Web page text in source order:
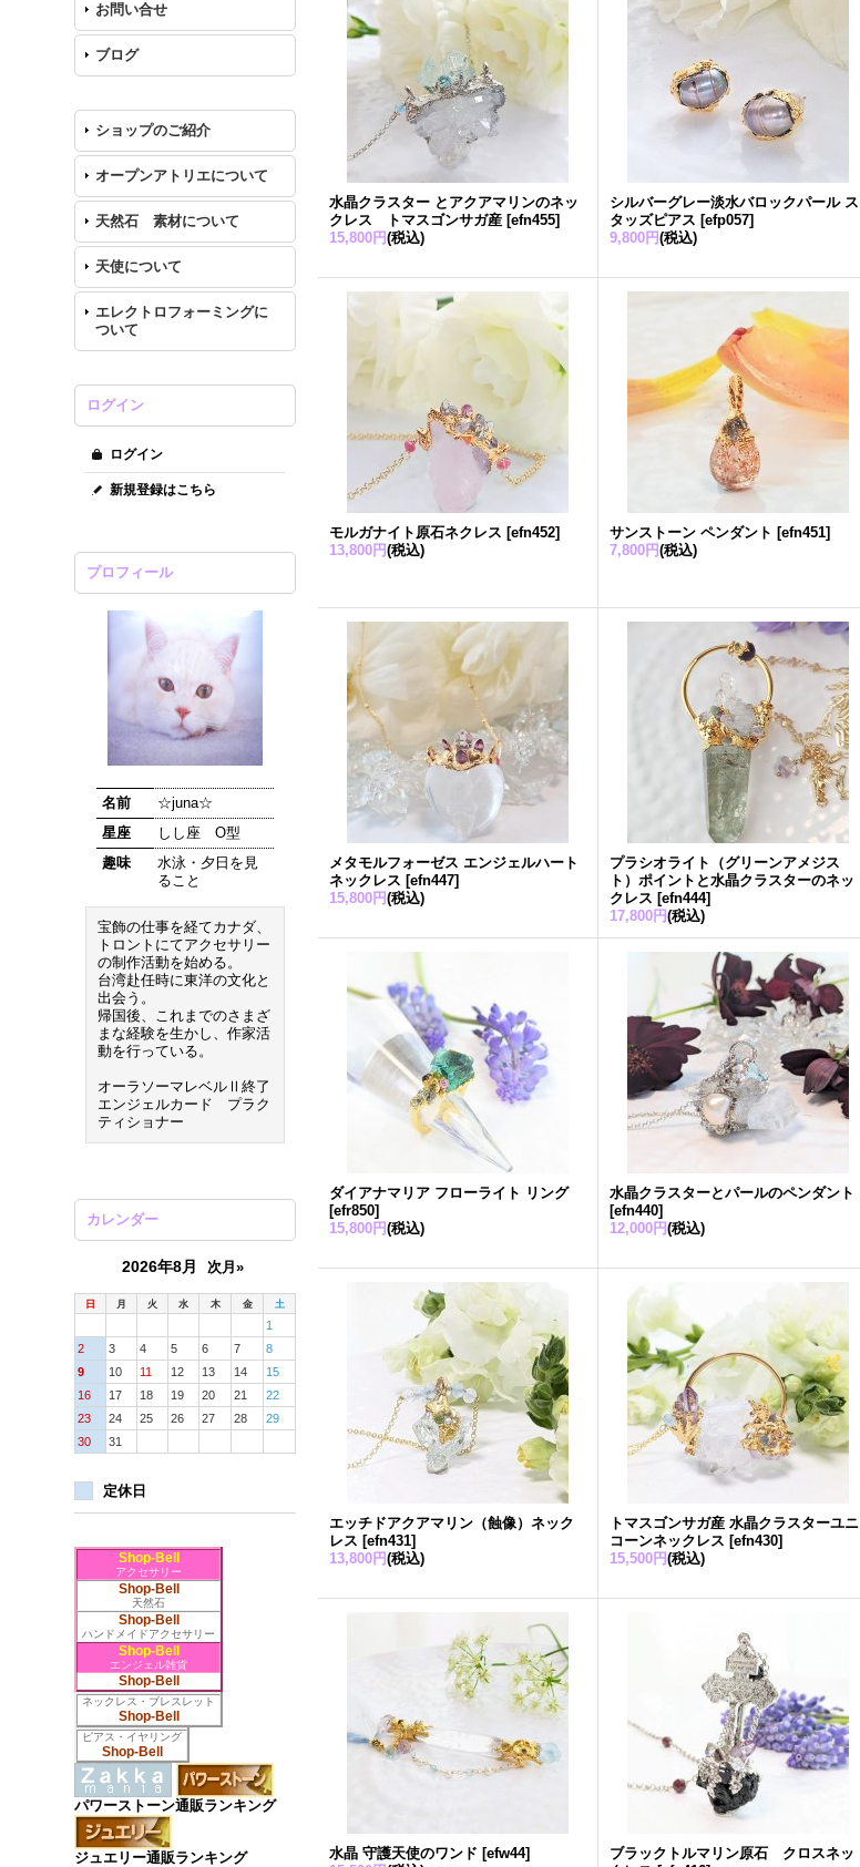
お問い合せ
ブログ
ショップのご紹介
オープンアトリエについて
天然石 素材について
天使について
エレクトロフォーミングに
ついて
ログイン
ログイン
新規登録はこちら
プロフィール
名前
☆juna☆
星座
しし座 O型
趣味
水泳・夕日を見
ること
宝飾の仕事を経てカナダ、
トロントにてアクセサリー
の制作活動を始める。
台湾赴任時に東洋の文化と
出会う。
帰国後、これまでのさまざ
まな経験を生かし、作家活
動を行っている。
オーラソーマレベルⅡ終了
エンジェルカード プラク
ティショナー
カレンダー
2026年8月 次月»
日 月 火 水 木 金 土
1
2
3 4 5 6 7
8
9
10 11 12 13 14
15
16
17 18 19 20 21
22
23
24 25 26 27 28
29
30
31
定休日
Shop-Bell
アクセサリー
Shop-Bell
天然石
Shop-Bell
ハンドメイドアクセサリー
Shop-Bell
エンジェル雑貨
Shop-Bell
ネックレス・ブレスレット
Shop-Bell
ピアス・イヤリング
Shop-Bell
パワーストーン通販ランキング
ジュエリー通販ランキング
水晶クラスター とアクアマリンのネッ
クレス トマスゴンサガ産 [efn455]
15,800円(税込)
シルバーグレー淡水バロックパール ス
タッズピアス [efp057]
9,800円(税込)
モルガナイト原石ネクレス [efn452]
13,800円(税込)
サンストーン ペンダント [efn451]
7,800円(税込)
メタモルフォーゼス エンジェルハート
ネックレス [efn447]
15,800円(税込)
プラシオライト（グリーンアメジス
ト）ポイントと水晶クラスターのネッ
クレス [efn444]
17,800円(税込)
ダイアナマリア フローライト リング
[efr850]
15,800円(税込)
水晶クラスターとパールのペンダント
[efn440]
12,000円(税込)
エッチドアクアマリン（蝕像）ネック
レス [efn431]
13,800円(税込)
トマスゴンサガ産 水晶クラスターユニ
コーンネックレス [efn430]
15,500円(税込)
水晶 守護天使のワンド [efw44]
ブラックトルマリン原石 クロスネッ